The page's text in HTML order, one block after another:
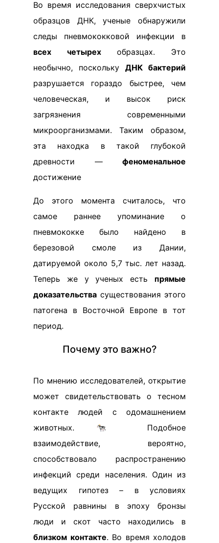
Во время исследования сверхчистых
образцов ДНК, ученые обнаружили
следы пневмококковой инфекции в
всех четырехобразцах. Это
необычно, поскольку ДНК бактерий
разрушается гораздо быстрее, чем
человеческая, и высок риск
загрязнения современными
микроорганизмами. Таким образом,
эта находка в такой глубокой
древности — феноменальное
достижение
До этого момента считалось, что
самое раннее упоминание о
пневмококке было найдено в
березовой смоле из Дании,
датируемой около 5,7 тыс. лет назад.
Теперь же у ученых есть прямые
доказательства существования этого
патогена в Восточной Европе в тот
период.
Почему это важно?
По мнению исследователей, открытие
может свидетельствовать о тесном
контакте людей с одомашнением
животных. 🐄 Подобное
взаимодействие, вероятно,
способствовало распространению
инфекций среди населения. Один из
ведущих гипотез – в условиях
Русской равнины в эпоху бронзы
люди и скот часто находились в
близком контакте. Во время холодов